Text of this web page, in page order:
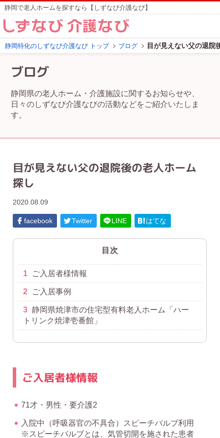
静岡で老人ホームを探すなら【しずなび介護なび】
静岡特化のしずなび介護なび トップ ブログ 目が見えない父の退院
ブログ
静岡県の老人ホーム・介護施設に関するお知らせや、
日々のしずなび介護なびの活動などをご紹介いたしま
す。
目が見えない父の退院後の老人ホーム
探し
2020.08.09
facebook Twitter LINE はてな
目次
1 ご入居者様情報
2 ご入居事例
3 静岡県焼津市の住宅型有料老人ホーム「ハー
トリンク焼津壱番館」
ご入居者様情報
71才・男性・要介護2
入院中（呼吸器官の不具合）スピーチバルブ利用
※スピーチバルブとは、気管切開を施された患者